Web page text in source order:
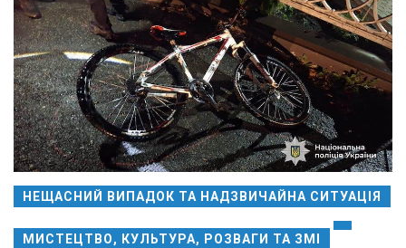
НЕЩАСНИЙ ВИПАДОК ТА НАДЗВИЧАЙНА СИТУАЦІЯ
МИСТЕЦТВО, КУЛЬТУРА, РОЗВАГИ ТА ЗМІ